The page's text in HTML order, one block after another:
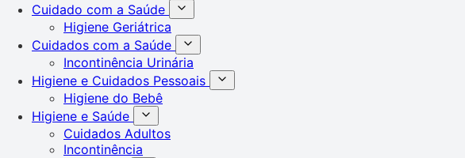
Cuidado com a Saúde
Higiene Geriátrica
Cuidados com a Saúde
Incontinência Urinária
Higiene e Cuidados Pessoais
Higiene do Bebê
Higiene e Saúde
Cuidados Adultos
Incontinência